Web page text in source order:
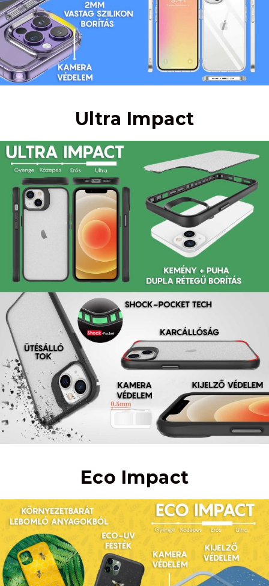
Ultra Impact
Eco Impact